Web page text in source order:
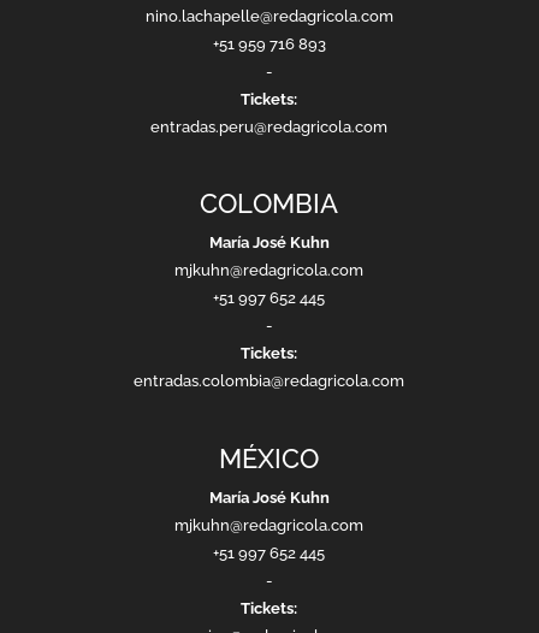
nino.lachapelle@redagricola.com
+51 959 716 893
-
Tickets:
entradas.peru@redagricola.com
COLOMBIA
María José Kuhn
mjkuhn@redagricola.com
+51 997 652 445
-
Tickets:
entradas.colombia@redagricola.com
MÉXICO
María José Kuhn
mjkuhn@redagricola.com
+51 997 652 445
-
Tickets: